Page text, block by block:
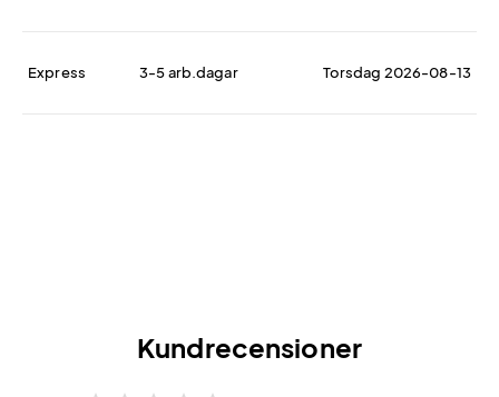
Express 3-5 arb.dagar Torsdag 2026-08-13
Kundrecensioner